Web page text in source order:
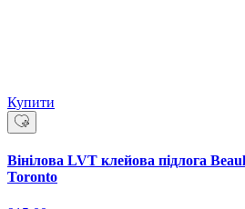
Купити
Вінілова LVT клейова підлога
Toronto